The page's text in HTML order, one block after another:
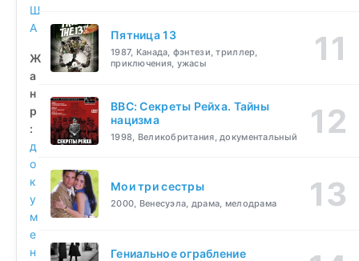
Ш
А
Ж
а
н
р
:
д
о
к
у
м
е
н
Пятница 13
1987, Канада, фэнтези, триллер,
приключения, ужасы
BBC: Секреты Рейха. Тайны
нацизма
1998, Великобритания, документальный
Мои три сестры
2000, Венесуэла, драма, мелодрама
Гениальное ограбление